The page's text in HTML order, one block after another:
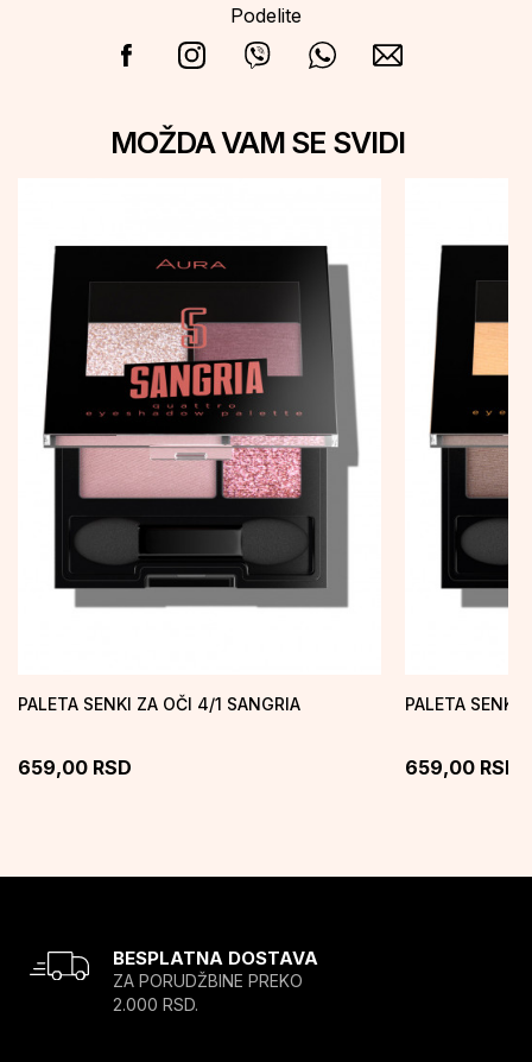
Podelite
MOŽDA VAM SE SVIDI
PALETA SENKI ZA OČI 4/1 SANGRIA
659,00 RSD
PALETA SENKI
659,00 RSD
BESPLATNA DOSTAVA
ZA PORUDŽBINE PREKO
2.000 RSD.